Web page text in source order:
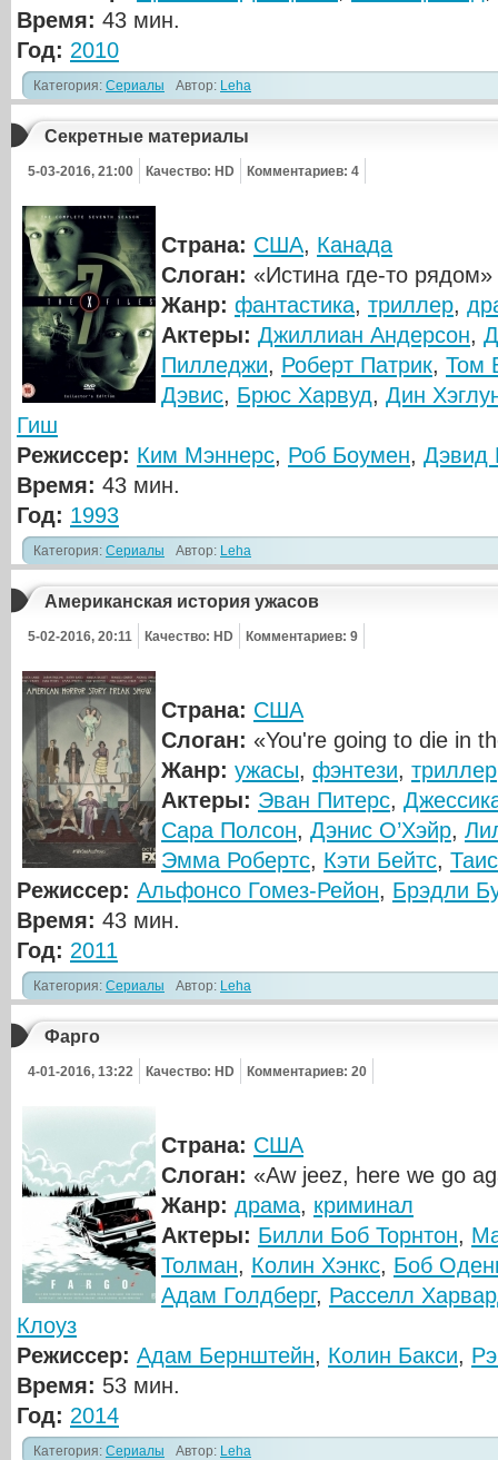
Время: 43 мин.
Год: 2010
Категория: Сериалы Автор: Leha
Секретные материалы
5-03-2016, 21:00 Качество: HD Комментариев: 4
Страна: США, Канада
Слоган: «Истина где-то рядом»
Жанр: фантастика, триллер,
Актеры: Джиллиан Андерсон,
Пилледжи, Роберт Патрик, Том
Дэвис, Брюс Харвуд, Дин
Гиш
Режиссер: Ким Мэннерс, Роб Боумен, Дэвид
Время: 43 мин.
Год: 1993
Категория: Сериалы Автор: Leha
Американская история ужасов
5-02-2016, 20:11 Качество: HD Комментариев: 9
Страна: США
Слоган: «You're going to die in
Жанр: ужасы, фэнтези, триллер
Актеры: Эван Питерс,
Сара Полсон, Дэнис О’Хэйр,
Эмма Робертс, Кэти Бейтс,
Режиссер: Альфонсо Гомез-Рейон, Брэдли
Время: 43 мин.
Год: 2011
Категория: Сериалы Автор: Leha
Фарго
4-01-2016, 13:22 Качество: HD Комментариев: 20
Страна: США
Слоган: «Aw jeez, here we go
Жанр: драма, криминал
Актеры: Билли Боб Торнтон,
Толман, Колин Хэнкс, Боб
Адам Голдберг, Расселл
Клоуз
Режиссер: Адам Бернштейн, Колин Бакси,
Время: 53 мин.
Год: 2014
Категория: Сериалы Автор: Leha